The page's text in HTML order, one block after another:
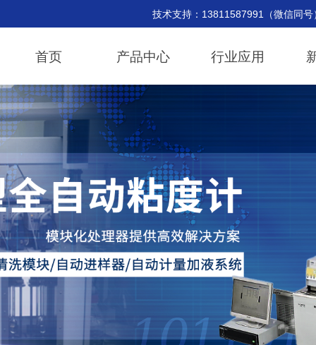
首页 产品中心 行业应用
支持：13811587991（微信